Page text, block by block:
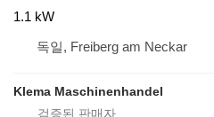
1.1 kW
독일, Freiberg am Neckar
Klema Maschinenhandel